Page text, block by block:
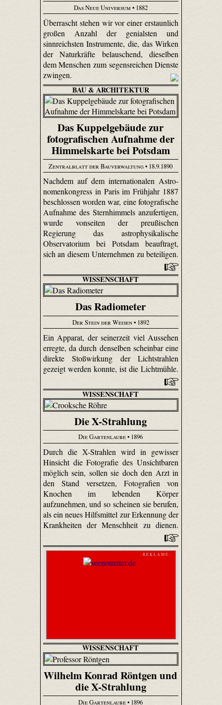
Das Neue Universum • 1882
Überrascht stehen wir vor einer erstaunlich
großen Anzahl der genialsten und
sinnreichsten Instrumente, die, das Wirken
der Naturkräfte belauschend, dieselben
dem Menschen zum segensreichen Dienste
zwingen.
BAU & ARCHITEKTUR
Das Kuppelgebäude zur
fotografischen Aufnahme der
Himmelskarte bei Potsdam
Zentralblatt der Bauverwaltung• 18.9.1890
Nachdem auf dem internationalen Astro­
nomen­kongress in Paris im Frühjahr 1887
beschlossen worden war, eine fotografische
Aufnahme des Sternhimmels anzufertigen,
wurde vonseiten der preußischen
Regierung das astrophysikalische
Observatorium bei Potsdam beauftragt,
sich an diesem Unternehmen zu beteiligen.
WISSENSCHAFT
Das Radiometer
Der Stein der Weisen• 1892
Ein Apparat, der seinerzeit viel Aussehen
erregte, da durch denselben scheinbar eine
direkte Stoßwirkung der Lichtstrahlen
gezeigt werden konnte, ist die Lichtmühle.
WISSENSCHAFT
Die X-Strahlung
Die Gartenlaube• 1896
Durch die X-Strahlen wird in gewisser
Hinsicht die Fotografie des Unsichtbaren
möglich sein, sollen sie doch den Arzt in
den Stand versetzen, Fotografien von
Knochen im lebenden Körper
aufzunehmen, und so scheinen sie berufen,
als ein neues Hilfsmittel zur Erkennung der
Krankheiten der Menschheit zu dienen.
- R E K L A M E -
WISSENSCHAFT
Wilhelm Konrad Röntgen und
die X-Strahlung
Die Gartenlaube• 1896